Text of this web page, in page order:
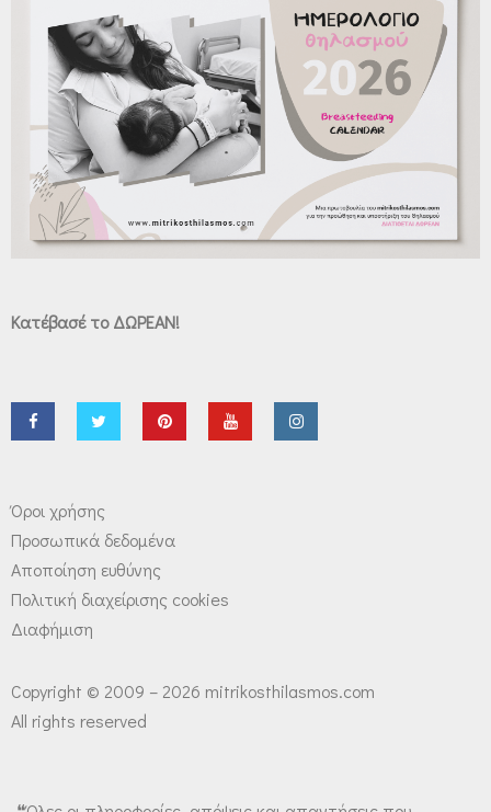
Κατέβασέ το ΔΩΡΕΑΝ!
Όροι χρήσης
Προσωπικά δεδομένα
Αποποίηση ευθύνης
Πολιτική διαχείρισης cookies
Διαφήμιση
Copyright © 2009 – 2026 mitrikosthilasmos.com
All rights reserved